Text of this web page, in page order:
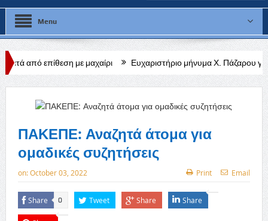
Menu
με μαχαίρι Ευχαριστήριο μήνυμα Χ. Πάζαρου για Α. Βαφεάδη
ΠΑΚΕΠΕ: Αναζητά άτομα για
ομαδικές συζητήσεις
on:October 03, 2022 Print Email
Share 0 Tweet Share Share